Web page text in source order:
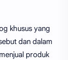
khusus yang
dan dalam
produk